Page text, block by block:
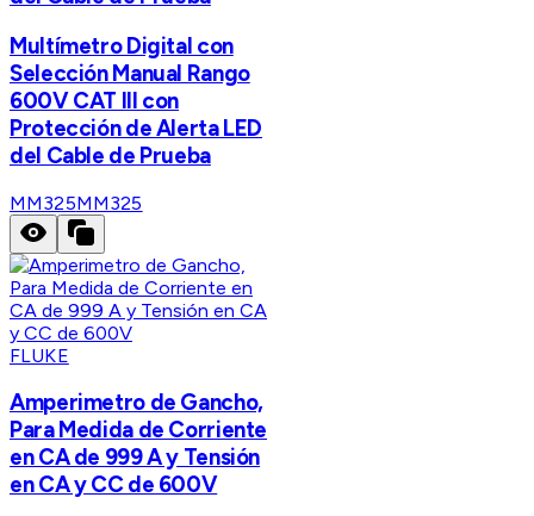
Multímetro Digital con
Selección Manual Rango
600V CAT III con
Protección de Alerta LED
del Cable de Prueba
MM325MM325
FLUKE
Amperimetro de Gancho,
Para Medida de Corriente
en CA de 999 A y Tensión
en CA y CC de 600V